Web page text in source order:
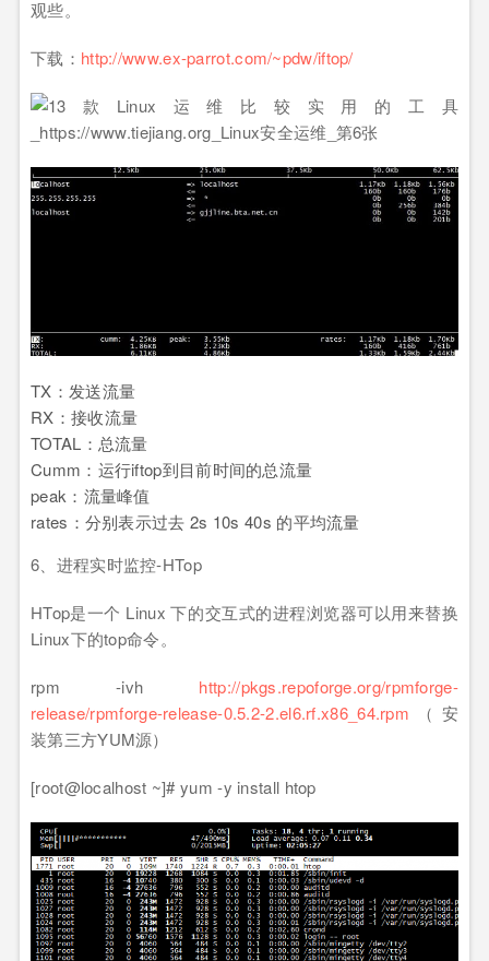
观些。
下载： http://www.ex-parrot.com/~pdw/iftop/
TX：发送流量
RX：接收流量
TOTAL：总流量
Cumm：运行iftop到目前时间的总流量
peak：流量峰值
rates：分别表示过去 2s 10s 40s 的平均流量
6、进程实时监控-HTop
HTop是一个 Linux 下的交互式的进程浏览器可以用来替换
Linux下的top命令。
rpm -ivh http://pkgs.repoforge.org/rpmforge-
release/rpmforge-release-0.5.2-2.el6.rf.x86_64.rpm （安
装第三方YUM源）
[root@localhost ~]# yum -y install htop